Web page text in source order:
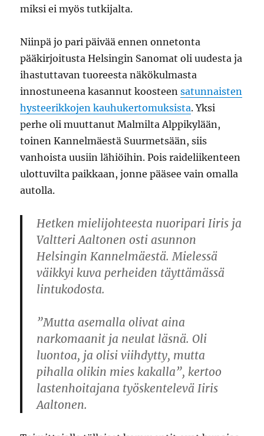
miksi ei myös tutkijalta.
Niinpä jo pari päivää ennen onnetonta
pääkirjoitusta Helsingin Sanomat oli uudesta ja
ihastuttavan tuoreesta näkökulmasta
innostuneena kasannut koosteensatunnaisten
hysteerikkojen kauhukertomuksista. Yksi
perhe oli muuttanut Malmilta Alppikylään,
toinen Kannelmäestä Suurmetsään, siis
vanhoista uusiin lähiöihin. Pois raideliikenteen
ulottuvilta paikkaan, jonne pääsee vain omalla
autolla.
Hetken mielijohteesta nuoripari Iiris ja
Valtteri Aaltonen osti asunnon
Helsingin Kannelmäestä. Mielessä
väikkyi kuva perheiden täyttämässä
lintukodosta.
”Mutta asemalla olivat aina
narkomaanit ja neulat läsnä. Oli
luontoa, ja olisi viihdytty, mutta
pihalla olikin mies kakalla”, kertoo
lastenhoitajana työskentelevä Iiris
Aaltonen.